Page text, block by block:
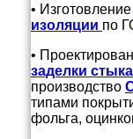
• Изготовление
изоляции по
•
заделки
производство
типами
фольга,